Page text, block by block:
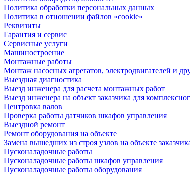
Политика обработки персональных данных
Политика в отношении файлов «cookie»
Реквизиты
Гарантия и сервис
Сервисные услуги
Машиностроение
Монтажные работы
Монтаж насосных агрегатов, электродвигателей и
Выездная диагностика
Выезд инженера для расчета монтажных работ
Выезд инженера на объект заказчика для
Центровка валов
Проверка работы датчиков шкафов управления
Выездной ремонт
Ремонт оборудования на объекте
Замена вышедших из строя узлов на объекте
Пусконаладочные работы
Пусконаладочные работы шкафов управления
Пусконаладочные работы оборудования